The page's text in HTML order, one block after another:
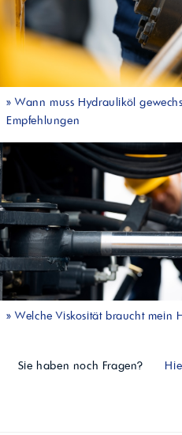
» Wann muss Hydrauliköl
Empfehlungen
» Welche Viskosität braucht mein
Sie haben noch Fragen?